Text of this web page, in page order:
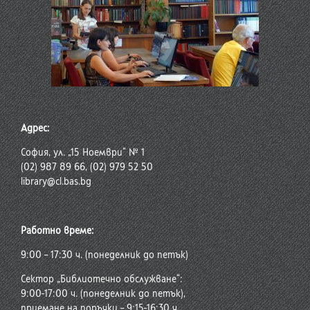
Адрес:
София, ул. „15 Ноември“ № 1
(02) 987 89 66, (02) 979 52 50
library@cl.bas.bg
Работно време:
9:00 – 17:30 ч. (понеделник до петък)
Сектор „Библиотечно обслужване“:
9:00-17:00 ч. (понеделник до петък),